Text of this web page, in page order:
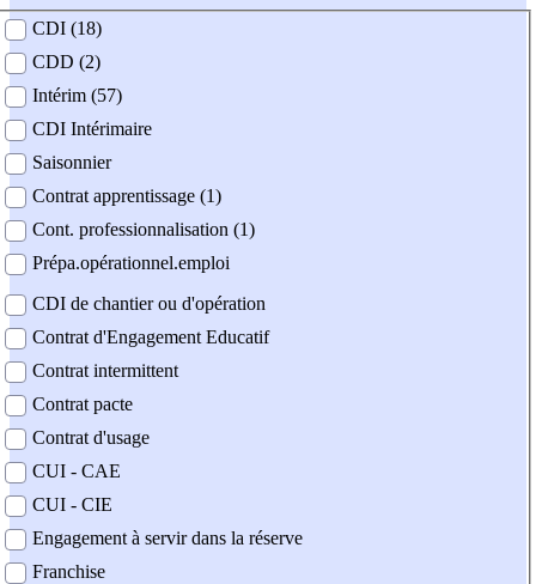
contrat
CDI (18)
CDD (2)
Intérim (57)
CDI Intérimaire
Saisonnier
Contrat apprentissage (1)
Cont. professionnalisation (1)
Prépa.opérationnel.emploi
CDI de chantier ou d'opération
Contrat d'Engagement Educatif
Contrat intermittent
Contrat pacte
Contrat d'usage
CUI - CAE
CUI - CIE
Engagement à servir dans la réserve
Franchise